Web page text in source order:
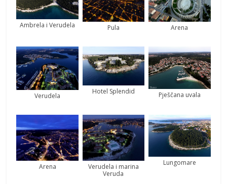
Ambrela i Verudela Pula Arena
Verudela
Hotel Splendid Pješčana uvala
Arena
Verudela i marina
Veruda
Lungomare